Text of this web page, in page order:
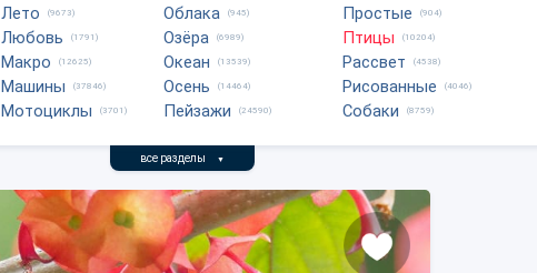
Лето (9673)
Любовь (1791)
Макро (12625)
Машины (37846)
Мотоциклы (3701)
Облака (945)
Озёра (6989)
Океан (13539)
Осень (14464)
Пейзажи (24590)
Простые (904)
Птицы (10204)
Рассвет (4538)
Рисованные (4046)
Собаки (8759)
все разделы ▼